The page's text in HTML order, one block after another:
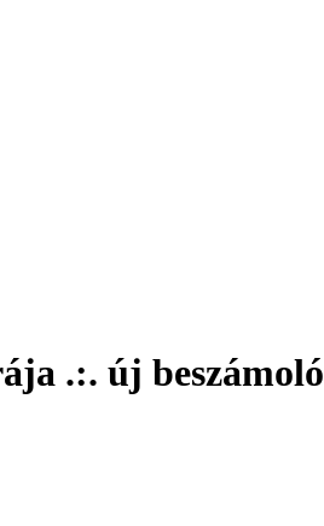
.:. új beszámoló